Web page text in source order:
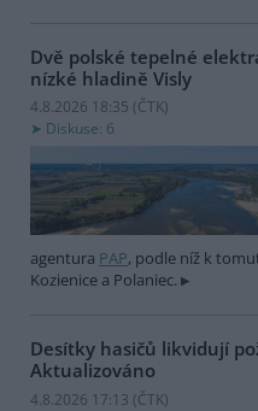
Dvě polské tepelné
nízké hladině Visly
4.8.2026 18:35 (ČTK)
Diskuse: 6
agentura PAP, podle níž k
Kozienice a Polaniec.
Desítky hasičů likvidují
Aktualizováno
4.8.2026 17:13 (ČTK)